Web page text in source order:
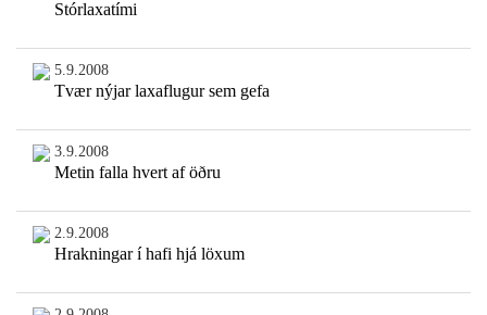
Stórlaxatími
5.9.2008
Tvær nýjar laxaflugur sem gefa
3.9.2008
Metin falla hvert af öðru
2.9.2008
Hrakningar í hafi hjá löxum